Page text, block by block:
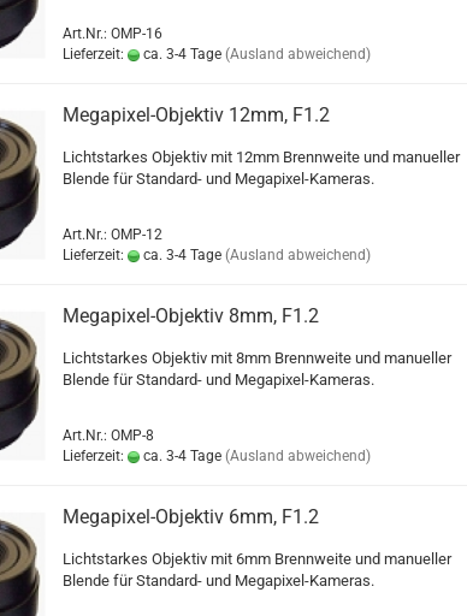
Art.Nr.: OMP-16
Lieferzeit:
ca. 3-4 Tage (Ausland abweichend)
Megapixel-Objektiv 12mm, F1.2
Lichtstarkes Objektiv mit 12mm Brennweite und manueller
Blende für Standard- und Megapixel-Kameras.
Art.Nr.: OMP-12
Lieferzeit:
ca. 3-4 Tage (Ausland abweichend)
Megapixel-Objektiv 8mm, F1.2
Lichtstarkes Objektiv mit 8mm Brennweite und manueller
Blende für Standard- und Megapixel-Kameras.
Art.Nr.: OMP-8
Lieferzeit:
ca. 3-4 Tage (Ausland abweichend)
Megapixel-Objektiv 6mm, F1.2
Lichtstarkes Objektiv mit 6mm Brennweite und manueller
Blende für Standard- und Megapixel-Kameras.